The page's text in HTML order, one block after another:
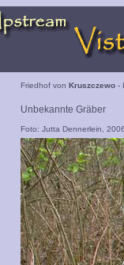
Friedhof von Kruszczewo -
Unbekannte Gräber
Foto: Jutta Dennerlein,